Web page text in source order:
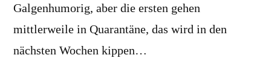
Galgenhumorig, aber die ersten gehen
mittlerweile in Quarantäne, das wird in den
nächsten Wochen kippen…